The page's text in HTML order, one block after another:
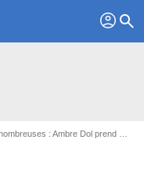
profil search
: Ambre Dol prend la parole pour une justification